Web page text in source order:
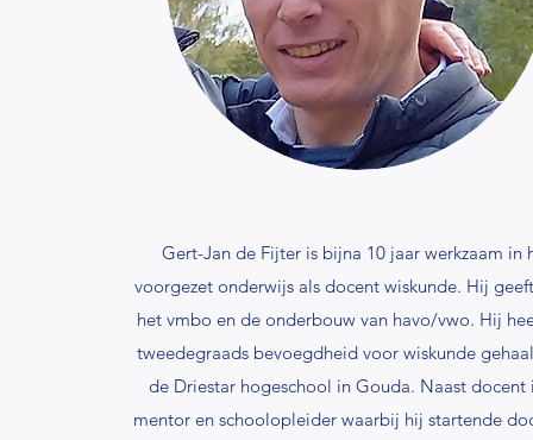
Gert-Jan de Fijter is bijna 10 jaar werkzaam in
voorgezet onderwijs als docent wiskunde. Hij
het vmbo en de onderbouw van havo/vwo. Hij
tweedegraads bevoegdheid voor wiskunde
de Driestar hogeschool in Gouda. Naast docent
mentor en schoolopleider waarbij hij startende